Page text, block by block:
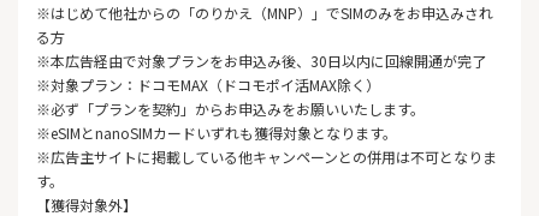
※はじめて他社からの「のりかえ（MNP）」でSIMのみをお申込みされ
る方
※本広告経由で対象プランをお申込み後、30日以内に回線開通が完了
※対象プラン：ドコモMAX（ドコモポイ活MAX除く）
※必ず「プランを契約」からお申込みをお願いいたします。
※eSIMとnanoSIMカードいずれも獲得対象となります。
※広告主サイトに掲載している他キャンペーンとの併用は不可となりま
す。
【獲得対象外】